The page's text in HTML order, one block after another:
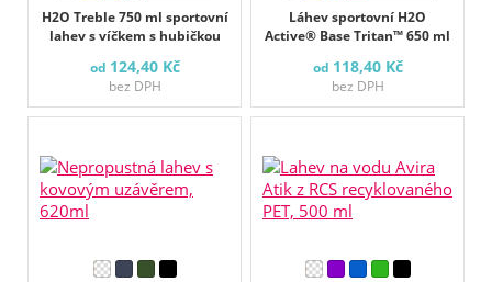
H2O Treble 750 ml sportovní
lahev s víčkem s hubičkou
od 124,40 Kč
bez DPH
Láhev sportovní H2O
Active® Base Tritan™ 650 ml
od 118,40 Kč
bez DPH